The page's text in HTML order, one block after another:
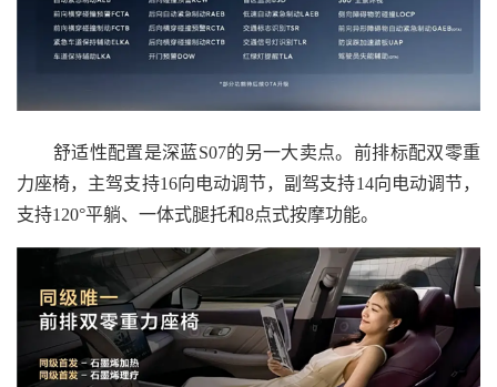
舒适性配置是深蓝S07的另一大卖点。前排标配双零重
力座椅，主驾支持16向电动调节，副驾支持14向电动调节，
支持120°平躺、一体式腿托和8点式按摩功能。